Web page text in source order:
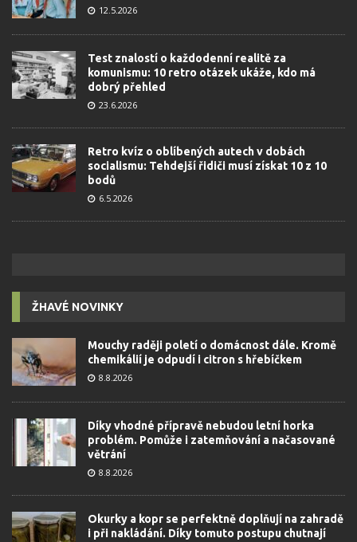
12.5.2026
Test znalostí o každodenní realitě za
komunismu: 10 retro otázek ukáže, kdo má
dobrý přehled
23.6.2026
Retro kvíz o oblíbených autech v dobách
socialismu: Tehdejší řidiči musí získat 10 z 10
bodů
6.5.2026
ŽHAVÉ NOVINKY
Mouchy raději poletí o domácnost dále. Kromě
chemikálií je odpudí i citron s hřebíčkem
8.8.2026
Díky vhodné přípravě nebudou letní horka
problém. Pomůže i zatemňování a načasované
větrání
8.8.2026
Okurky a kopr se perfektně doplňují na zahradě
i při nakládání. Díky tomuto postupu chutnají